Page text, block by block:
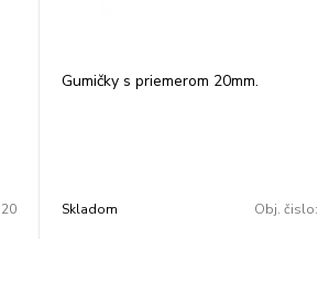
Gumičky s priemerom 20mm.
Skladom Obj. čislo: